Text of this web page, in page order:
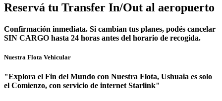
Reservá tu Transfer In/Out al aeropuerto
Confirmación inmediata. Si cambian tus planes, podés cancelar
SIN CARGO hasta 24 horas antes del horario de recogida.
Nuestra Flota Vehicular
"Explora el Fin del Mundo con Nuestra Flota, Ushuaia es solo
el Comienzo, con servicio de internet Starlink"